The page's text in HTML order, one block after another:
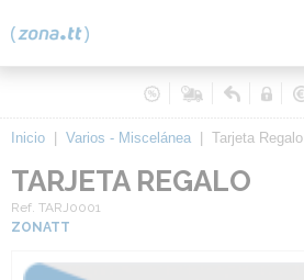
Inicio Varios - Miscelánea Tarjeta Regalo
TARJETA REGALO
Ref. TARJ0001
ZONATT